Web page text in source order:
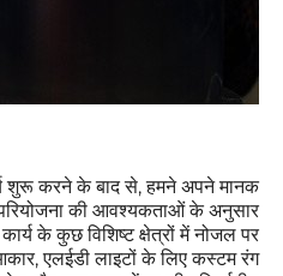
शुरू करने के बाद से, हमने अपने मानक
की आवश्यकताओं के अनुसार
के कुछ विशिष्ट क्षेत्रों में नोजल पर
एलईडी लाइटों के लिए कस्टम रंग